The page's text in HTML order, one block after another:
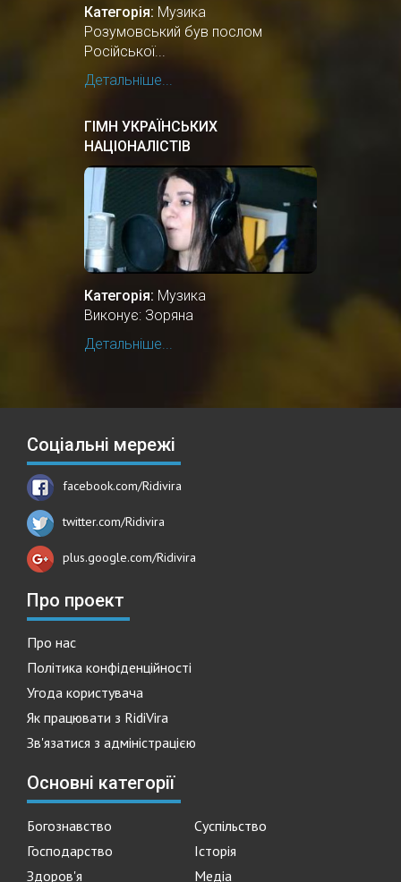
Категорія: Музика
Розумовський був послом
Російської...
Детальніше...
ГІМН УКРАЇНСЬКИХ
НАЦІОНАЛІСТІВ
Категорія: Музика
Виконує: Зоряна
Детальніше...
Соціальні мережі
facebook.com/Ridivira
twitter.com/Ridivira
plus.google.com/Ridivira
Про проект
Про нас
Політика конфіденційності
Угода користувача
Як працювати з RidiVira
Зв'язатися з адміністрацією
Основні категорії
Богознавство
Суспільство
Господарство
Історія
Здоров'я
Медіа